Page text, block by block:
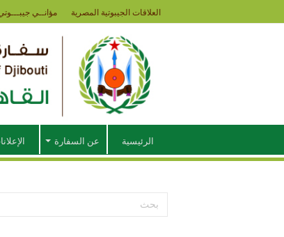
العلاقات الجيبوتية المصرية مؤانــي
الرئيسية عن السفارة